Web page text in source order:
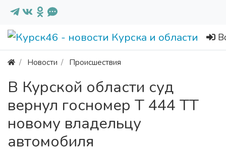
Новости Происшествия
В Курской области суд
вернул госномер Т 444 ТТ
новому владельцу
автомобиля